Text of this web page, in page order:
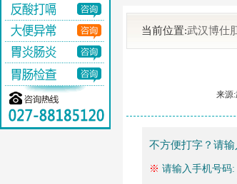
当前位置:武汉博仕
来
不方便打字？请
※ 请输入手机号码: